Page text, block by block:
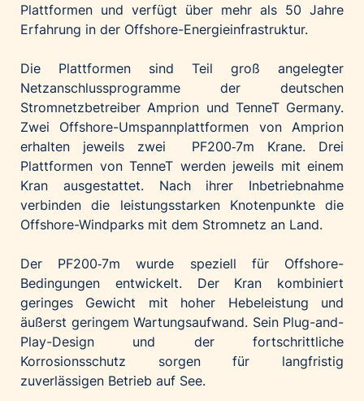
Plattformen und verfügt über mehr als 50 Jahre
Erfahrung in der Offshore-Energieinfrastruktur.
Die Plattformen sind Teil groß angelegter
Netzanschlussprogramme der deutschen
Stromnetzbetreiber Amprion und TenneT Germany.
Zwei Offshore-Umspannplattformen von Amprion
erhalten jeweils zwei PF200‑7m Krane. Drei
Plattformen von TenneT werden jeweils mit einem
Kran ausgestattet. Nach ihrer Inbetriebnahme
verbinden die leistungsstarken Knotenpunkte die
Offshore-Windparks mit dem Stromnetz an Land.
Der PF200‑7m wurde speziell für Offshore-
Bedingungen entwickelt. Der Kran kombiniert
geringes Gewicht mit hoher Hebeleistung und
äußerst geringem Wartungsaufwand. Sein Plug-and-
Play-Design und der fortschrittliche
Korrosionsschutz sorgen für langfristig
zuverlässigen Betrieb auf See.